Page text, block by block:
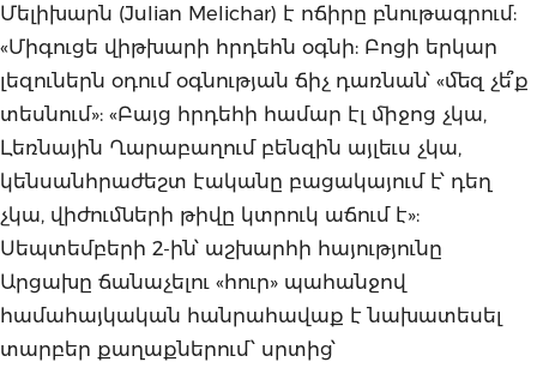
Մելիխարն (Julian Melichar) է ոճիրը բնութագրում:
«Միգուցե վիթխարի հրդեհն օգնի: Բոցի երկար
լեզուներն օդում օգնության ճիչ դառնան՝ «մեզ չե՞ք
տեսնում»: «Բայց հրդեհի համար էլ միջոց չկա,
Լեռնային Ղարաբաղում բենզին այլեւս չկա,
կենսանհրաժեշտ էականը բացակայում է՝ դեղ
չկա, վիժումների թիվը կտրուկ աճում է»:
Սեպտեմբերի 2-ին՝ աշխարհի հայությունը
Արցախը ճանաչելու «հուր» պահանջով
համահայկական հանրահավաք է նախատեսել
տարբեր քաղաքներում՝ սրտից՝